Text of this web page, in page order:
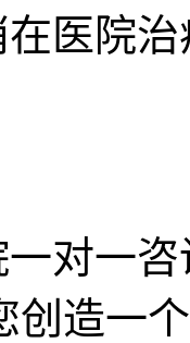
医院
对一
创造一